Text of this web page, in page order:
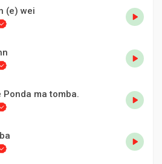
(e) wei
Ponda ma tomba.